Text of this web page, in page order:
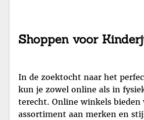
Shoppen voor
In de zoektocht naar het
kun je zowel online als in
terecht. Online winkels bieden
assortiment aan merken en